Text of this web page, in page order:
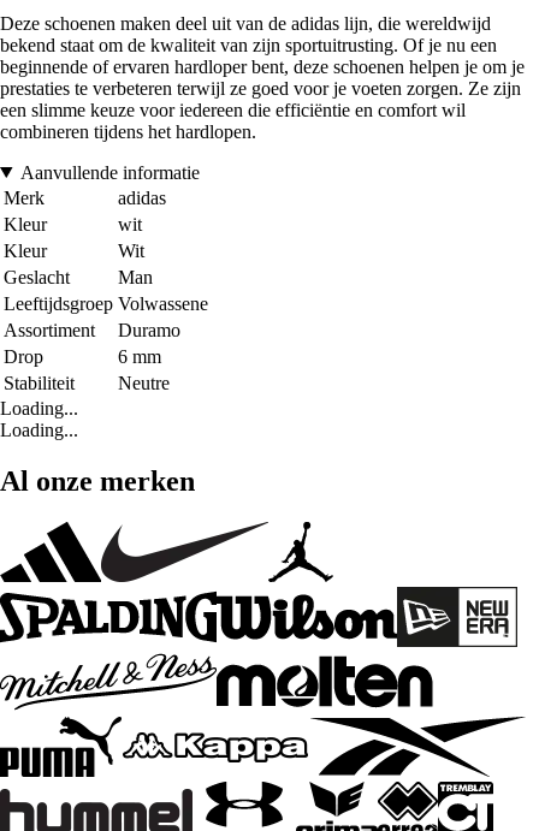
Deze schoenen maken deel uit van de adidas lijn, die wereldwijd
bekend staat om de kwaliteit van zijn sportuitrusting. Of je nu een
beginnende of ervaren hardloper bent, deze schoenen helpen je om je
prestaties te verbeteren terwijl ze goed voor je voeten zorgen. Ze zijn
een slimme keuze voor iedereen die efficiëntie en comfort wil
combineren tijdens het hardlopen.
Aanvullende informatie
Merk
adidas
Kleur
wit
Kleur
Wit
Geslacht
Man
Leeftijdsgroep Volwassene
Assortiment
Duramo
Drop
6 mm
Stabiliteit
Neutre
Loading...
Loading...
Al onze merken